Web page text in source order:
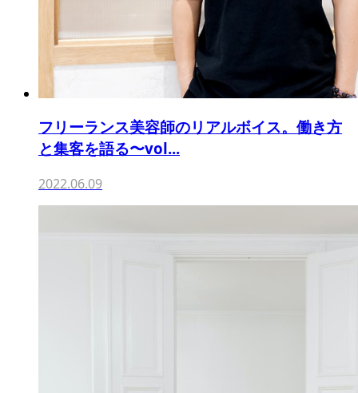
フリーランス美容師のリアルボイス。働き方
と集客を語る〜vol...
2022.06.09